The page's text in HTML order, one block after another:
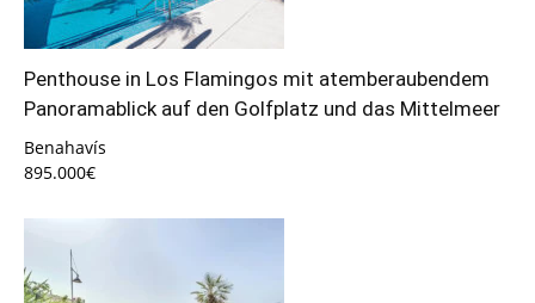
Penthouse in Los Flamingos mit atemberaubendem
Panoramablick auf den Golfplatz und das Mittelmeer
Benahavís
895.000€